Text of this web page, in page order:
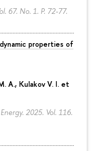
67. No. 1. P. 72-77.
properties of
A., Kulakov V. I. et
2025. Vol. 116.